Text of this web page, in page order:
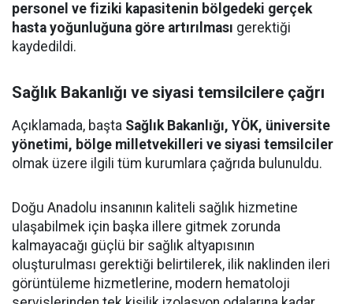
personel ve fiziki kapasitenin bölgedeki gerçek
hasta yoğunluğuna göre artırılması gerektiği
kaydedildi.
Sağlık Bakanlığı ve siyasi temsilcilere çağrı
Açıklamada, başta Sağlık Bakanlığı, YÖK, üniversite
yönetimi, bölge milletvekilleri ve siyasi temsilciler
olmak üzere ilgili tüm kurumlara çağrıda bulunuldu.
Doğu Anadolu insanının kaliteli sağlık hizmetine
ulaşabilmek için başka illere gitmek zorunda
kalmayacağı güçlü bir sağlık altyapısının
oluşturulması gerektiği belirtilerek, ilik naklinden ileri
görüntüleme hizmetlerine, modern hematoloji